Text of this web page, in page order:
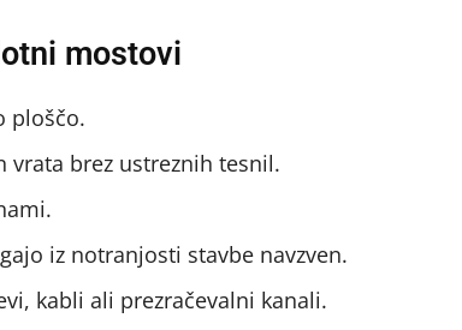
mostovi
ploščo.
vrata brez ustreznih tesnil.
iz notranjosti stavbe navzven.
kabli ali prezračevalni kanali.